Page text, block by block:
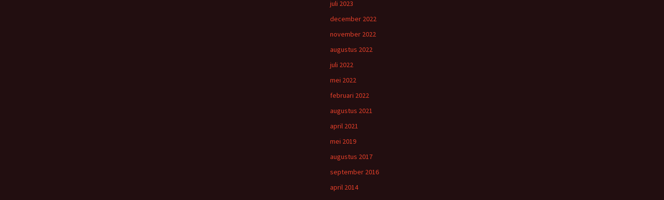
juli 2023
december 2022
november 2022
augustus 2022
juli 2022
mei 2022
februari 2022
augustus 2021
april 2021
mei 2019
augustus 2017
september 2016
april 2014